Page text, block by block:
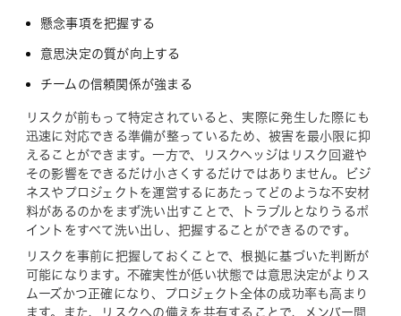
懸念事項を把握する
意思決定の質が向上する
チームの信頼関係が強まる
リスクが前もって特定されていると、実際に発生した際にも
迅速に対応できる準備が整っているため、被害を最小限に抑
えることができます。一方で、リスクヘッジはリスク回避や
その影響をできるだけ小さくするだけではありません。ビジ
ネスやプロジェクトを運営するにあたってどのような不安材
料があるのかをまず洗い出すことで、トラブルとなりうるポ
イントをすべて洗い出し、把握することができるのです。
リスクを事前に把握しておくことで、根拠に基づいた判断が
可能になります。不確実性が低い状態では意思決定がよりス
ムーズかつ正確になり、プロジェクト全体の成功率も高まり
ます。また、リスクへの備えを共有することで、メンバー間